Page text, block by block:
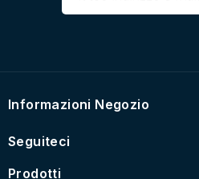
Informazioni Negozio
Seguiteci
Prodotti